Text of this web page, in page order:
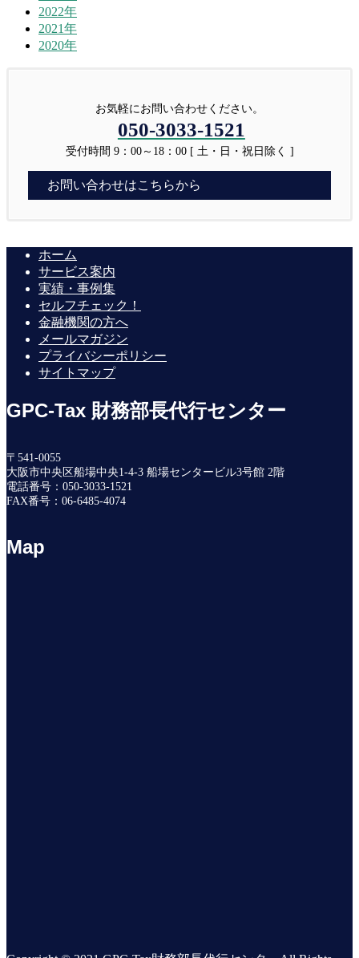
2022年
2021年
2020年
お気軽にお問い合わせください。
050-3033-1521
受付時間 9：00～18：00 [ 土・日・祝日除く ]
お問い合わせはこちらから
ホーム
サービス案内
実績・事例集
セルフチェック！
金融機関の方へ
メールマガジン
プライバシーポリシー
サイトマップ
GPC-Tax 財務部長代行センター
〒541-0055
大阪市中央区船場中央1-4-3 船場センタービル3号館 2階
電話番号：050-3033-1521
FAX番号：06-6485-4074
Map